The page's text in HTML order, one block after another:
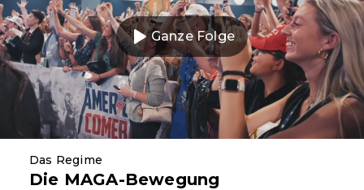
Ganze Folge
Das Regime
Die MAGA-Bewegung